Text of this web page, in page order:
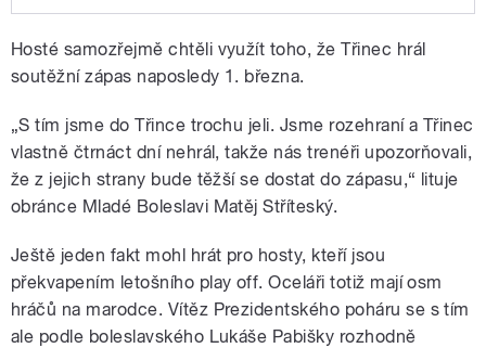
pause
těsnou výhrou nad Mladou Boleslaví.
Mohla za to z části nerozehranost a z části
Hosté samozřejmě chtěli využít toho, že Třinec hrál
soutěžní zápas naposledy 1. března.
„S tím jsme do Třince trochu jeli. Jsme rozehraní a Třinec
vlastně čtrnáct dní nehrál, takže nás trenéři upozorňovali,
že z jejich strany bude těžší se dostat do zápasu,“ lituje
obránce Mladé Boleslavi Matěj Stříteský.
Ještě jeden fakt mohl hrát pro hosty, kteří jsou
překvapením letošního play off. Oceláři totiž mají osm
hráčů na marodce. Vítěz Prezidentského poháru se s tím
ale podle boleslavského Lukáše Pabišky rozhodně